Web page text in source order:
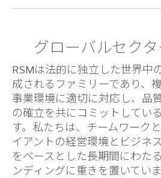
グローバルセク
RSMは法的に独立した世界中
成されるファミリーであり、
事業環境に適切に対応し、品
の確立を共にコミットしてい
す。私たちは、チームワーク
イアントの経営環境とビジネ
をベースとした長期間にわた
ンディングに重きを置いていま